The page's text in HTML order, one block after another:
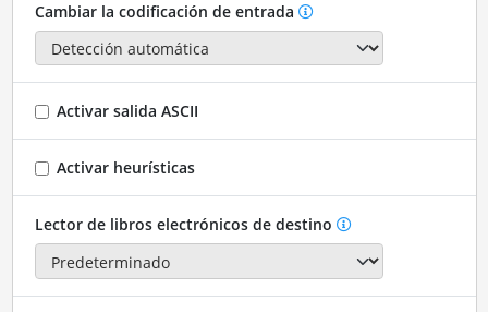
Cambiar la codificación de entrada
Activar salida ASCII
Activar heurísticas
Lector de libros electrónicos de destino